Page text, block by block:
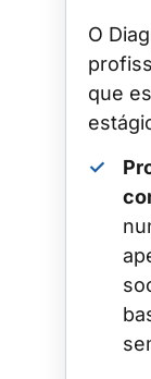
O
que
✓